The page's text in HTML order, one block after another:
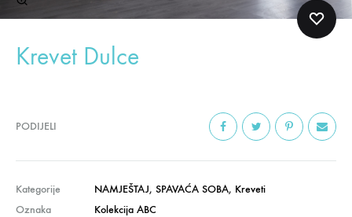
Krevet Dulce
PODIJELI
Kategorije NAMJEŠTAJ, SPAVAĆA SOBA, Kreveti
Oznaka
Kolekcija ABC